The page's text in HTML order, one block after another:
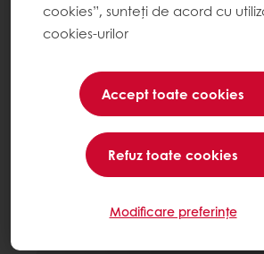
cookies”, sunteți de acord cu
cookies-urilor
Accept toate cookies
Refuz toate cookies
Modificare preferințe